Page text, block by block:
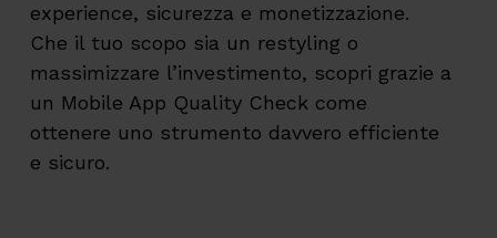
experience, sicurezza e monetizzazione.
Che il tuo scopo sia un restyling o
massimizzare l’investimento, scopri grazie a
un Mobile App Quality Check come
ottenere uno strumento davvero efficiente
e sicuro.